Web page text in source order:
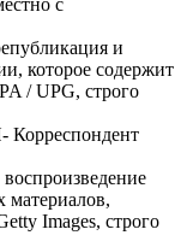
и
которое содержит
/ UPG, строго
Корреспондент
материалов,
Images, строго